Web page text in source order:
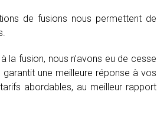
de fusions nous permettent de
fusion, nous n’avons eu de cesse
une meilleure réponse à vos
abordables, au meilleur rapport